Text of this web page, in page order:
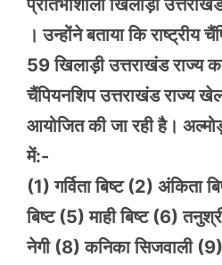
। उन्होंने बताया कि राष्ट्रीय
59 खिलाड़ी उत्तराखंड राज्य
चैंपियनशिप उत्तराखंड राज्य
आयोजित की जा रही है।
में:-
(1) गर्विता बिष्ट (2) अंकिता
बिष्ट (5) माही बिष्ट (6)
नेगी (8) कनिका सिजवाली